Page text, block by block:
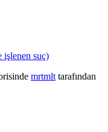
işlenen suç)
mrtmlt tarafından